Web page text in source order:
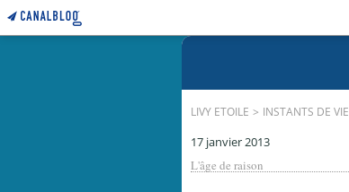
LIVY ETOILE > INSTANTS DE VIE
17 janvier 2013
L'âge de raison